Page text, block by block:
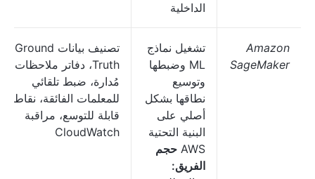
الداخلية
Amazon
SageMaker
تشغيل نماذج
ML وضبطها
وتوسيع
نطاقها بشكل
أصلي على
البنية التحتية
AWS حجم
الفريق:
تصنيف بيانات Ground
Truth، دفاتر ملاحظات
مُدارة، ضبط تلقائي
للمعلمات الفائقة، نقاط
قابلة للتوسع، مراقبة
CloudWatch